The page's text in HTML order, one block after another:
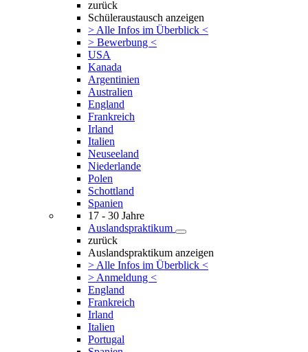
zurück
Schüleraustausch anzeigen
> Alle Infos im Überblick <
> Bewerbung <
USA
Kanada
Argentinien
Australien
England
Frankreich
Irland
Italien
Neuseeland
Niederlande
Polen
Schottland
Spanien
17 - 30 Jahre
Auslandspraktikum
zurück
Auslandspraktikum anzeigen
> Alle Infos im Überblick <
> Anmeldung <
England
Frankreich
Irland
Italien
Portugal